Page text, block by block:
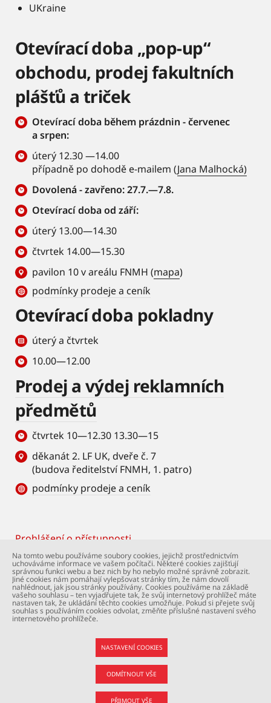
UKraine
Otevírací doba „pop-up“
obchodu, prodej fakultních
plášťů a triček
Otevírací doba během prázdnin - červenec
a srpen:
úterý 12.30 —14.00
případně po dohodě e-mailem (Jana Malhocká)
Dovolená - zavřeno: 27.7.—7.8.
Otevírací doba od září:
úterý 13.00—14.30
čtvrtek 14.00—15.30
pavilon 10 v areálu FNMH (mapa)
podmínky prodeje a ceník
Otevírací doba pokladny
úterý a čtvrtek
10.00—12.00
Prodej a výdej reklamních
předmětů
čtvrtek 10—12.30 13.30—15
děkanát 2. LF UK, dveře č. 7
(budova ředitelství FNMH, 1. patro)
podmínky prodeje a ceník
Footer
Prohlášení o přístupnosti
© Univerzita Karlova – 2. lékařská fakulta. Všechna
práva vyhrazena. Foto: 2. LF a Shutterstock.com.
Podpora webu:webmaster@lfmotol.cuni.cz
Na tomto webu používáme soubory cookies, jejichž prostřednictvím
uchováváme informace ve vašem počítači. Některé cookies zajišťují
správnou funkci webu a bez nich by ho nebylo možné správně zobrazit.
Jiné cookies nám pomáhají vylepšovat stránky tím, že nám dovolí
nahlédnout, jak jsou stránky používány. Cookies používáme na základě
vašeho souhlasu – ten vyjadřujete tak, že svůj internetový prohlížeč máte
nastaven tak, že ukládání těchto cookies umožňuje. Pokud si přejete svůj
souhlas s používáním cookies odvolat, změňte příslušné nastavení svého
internetového prohlížeče.
NASTAVENÍ COOKIES
ODMÍTNOUT VŠE
PŘIJMOUT VŠE